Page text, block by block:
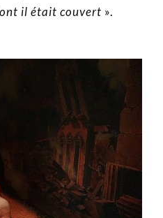
il était couvert ».